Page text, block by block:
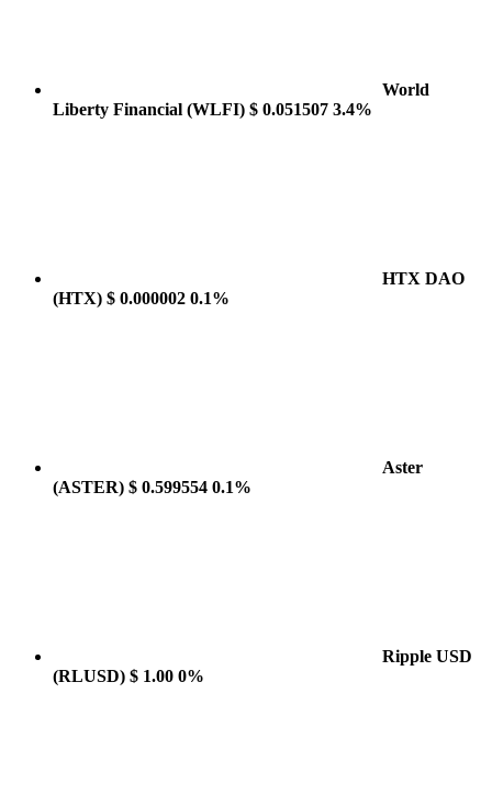
World
Liberty Financial (WLFI) $ 0.051507 3.4%
HTX DAO
(HTX) $ 0.000002 0.1%
Aster
(ASTER) $ 0.599554 0.1%
Ripple USD
(RLUSD) $ 1.00 0%